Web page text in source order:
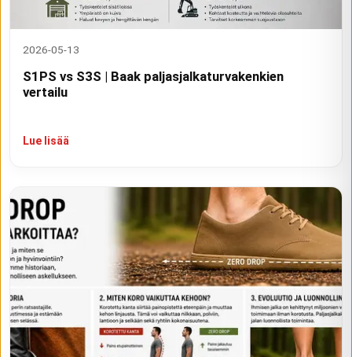
2026-05-13
S1PS vs S3S | Baak paljasjalkaturvakenkien
vertailu
Lue lisää